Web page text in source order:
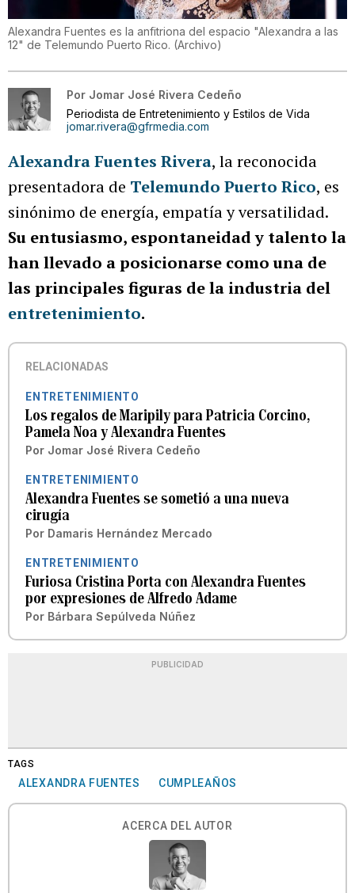
Alexandra Fuentes es la anfitriona del espacio "Alexandra a las
12" de Telemundo Puerto Rico. (Archivo)
Por Jomar José Rivera Cedeño
Periodista de Entretenimiento y Estilos de Vida
jomar.rivera@gfrmedia.com
Alexandra Fuentes Rivera, la reconocida
presentadora de Telemundo Puerto Rico, es
sinónimo de energía, empatía y versatilidad.
Su entusiasmo, espontaneidad y talento la
han llevado a posicionarse como una de
las principales figuras de la industria del
entretenimiento.
RELACIONADAS
ENTRETENIMIENTO
Los regalos de Maripily para Patricia Corcino,
Pamela Noa y Alexandra Fuentes
Por Jomar José Rivera Cedeño
ENTRETENIMIENTO
Alexandra Fuentes se sometió a una nueva
cirugía
Por Damaris Hernández Mercado
ENTRETENIMIENTO
Furiosa Cristina Porta con Alexandra Fuentes
por expresiones de Alfredo Adame
Por Bárbara Sepúlveda Núñez
PUBLICIDAD
TAGS
ALEXANDRA FUENTES CUMPLEAÑOS
ACERCA DEL AUTOR